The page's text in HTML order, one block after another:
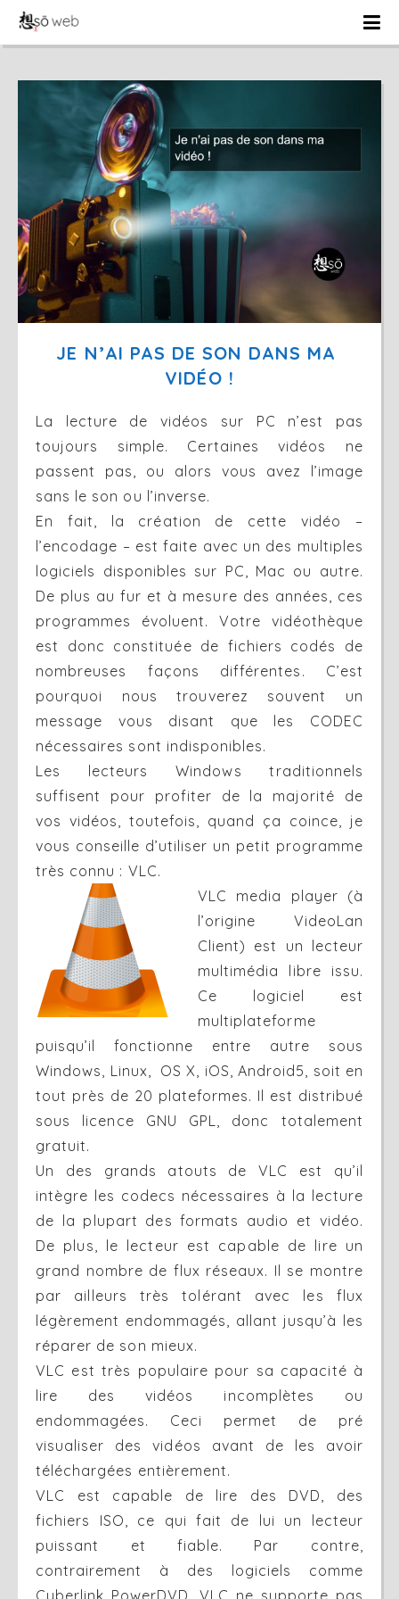
JE N’AI PAS DE SON DANS MA
VIDÉO !
La lecture de vidéos sur PC n’est pas
toujours simple. Certaines vidéos ne
passent pas, ou alors vous avez l’image
sans le son ou l’inverse.
En fait, la création de cette vidéo –
l’encodage – est faite avec un des multiples
logiciels disponibles sur PC, Mac ou autre.
De plus au fur et à mesure des années, ces
programmes évoluent. Votre vidéothèque
est donc constituée de fichiers codés de
nombreuses façons différentes. C’est
pourquoi nous trouverez souvent un
message vous disant que les CODEC
nécessaires sont indisponibles.
Les lecteurs Windows traditionnels
suffisent pour profiter de la majorité de
vos vidéos, toutefois, quand ça coince, je
vous conseille d’utiliser un petit programme
très connu : VLC.
VLC media player (à
l’origine VideoLan
Client) est un lecteur
multimédia libre issu.
Ce logiciel est
multiplateforme
puisqu’il fonctionne entre autre sous
Windows, Linux, OS X, iOS, Android5, soit en
tout près de 20 plateformes. Il est distribué
sous licence GNU GPL, donc totalement
gratuit.
Un des grands atouts de VLC est qu’il
intègre les codecs nécessaires à la lecture
de la plupart des formats audio et vidéo.
De plus, le lecteur est capable de lire un
grand nombre de flux réseaux. Il se montre
par ailleurs très tolérant avec les flux
légèrement endommagés, allant jusqu’à les
réparer de son mieux.
VLC est très populaire pour sa capacité à
lire des vidéos incomplètes ou
endommagées. Ceci permet de pré
visualiser des vidéos avant de les avoir
téléchargées entièrement.
VLC est capable de lire des DVD, des
fichiers ISO, ce qui fait de lui un lecteur
puissant et fiable. Par contre,
contrairement à des logiciels comme
Cyberlink PowerDVD, VLC ne supporte pas